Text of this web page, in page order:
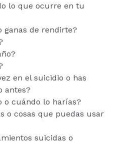
lo que ocurre en tu
ganas de rendirte?
en el suicidio o has
antes?
o cuándo lo harías?
o cosas que puedas usar
suicidas o